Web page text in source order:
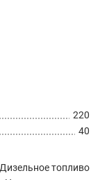
220
40
Дизельное топливо